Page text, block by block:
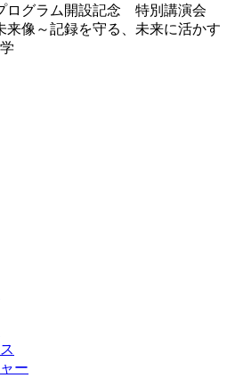
ログラム開設記念 特別講演会
来像～記録を守る、未来に活かす
ー